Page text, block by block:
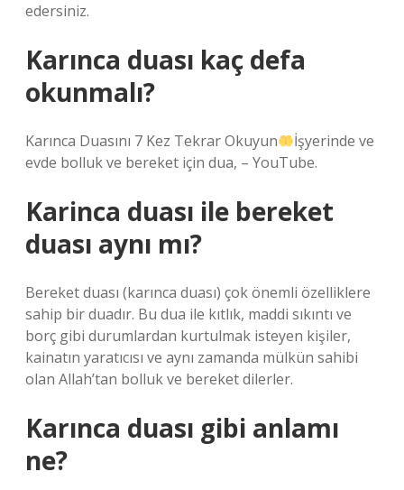
edersiniz.
Karınca duası kaç defa
okunmalı?
Karınca Duasını 7 Kez Tekrar Okuyun
İşyerinde ve
evde bolluk ve bereket için dua, – YouTube.
Karinca duası ile bereket
duası aynı mı?
Bereket duası (karınca duası) çok önemli özelliklere
sahip bir duadır. Bu dua ile kıtlık, maddi sıkıntı ve
borç gibi durumlardan kurtulmak isteyen kişiler,
kainatın yaratıcısı ve aynı zamanda mülkün sahibi
olan Allah’tan bolluk ve bereket dilerler.
Karınca duası gibi anlamı
ne?